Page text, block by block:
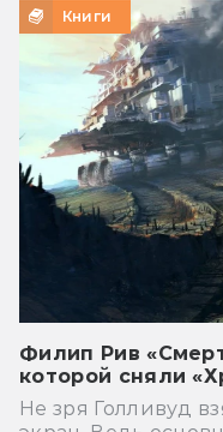
Книги
Филип Рив
которой сняли
Не зря Голливуд